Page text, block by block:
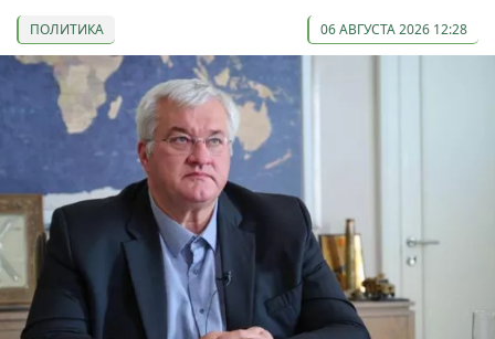
ПОЛИТИКА 06 АВГУСТА 2026 12:28